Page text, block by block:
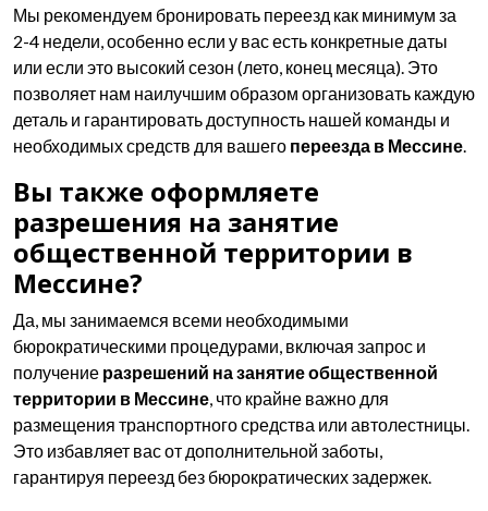
Мы рекомендуем бронировать переезд как минимум за
2-4 недели, особенно если у вас есть конкретные даты
или если это высокий сезон (лето, конец месяца). Это
позволяет нам наилучшим образом организовать каждую
деталь и гарантировать доступность нашей команды и
необходимых средств для вашего переезда в Мессине.
Вы также оформляете
разрешения на занятие
общественной территории в
Мессине?
Да, мы занимаемся всеми необходимыми
бюрократическими процедурами, включая запрос и
получение разрешений на занятие общественной
территории в Мессине, что крайне важно для
размещения транспортного средства или автолестницы.
Это избавляет вас от дополнительной заботы,
гарантируя переезд без бюрократических задержек.